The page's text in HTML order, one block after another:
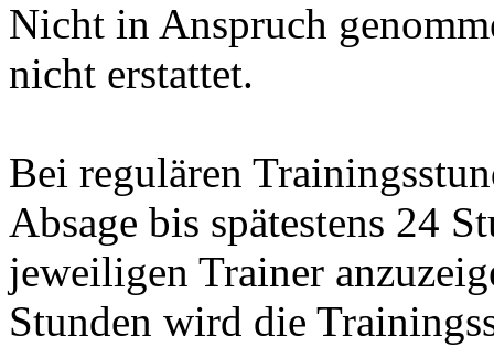
Nicht in Anspruch
nicht erstattet.
Bei regulären
Absage bis spätestens 24
jeweiligen Trainer
Stunden wird die